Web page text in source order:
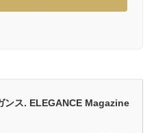
ンス. ELEGANCE Magazine